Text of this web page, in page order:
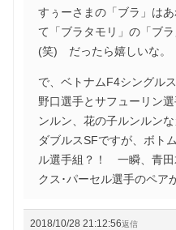
すぅーさまの「ブラ」は
て「ブラタモリ」の「ブ
(笑) だったら嬉しいな。
で、ベトナムF4シングル
野口選手とサフューリン
ンルン、花の子ルンルン
ダブルスSFですが、ボト
ル選手組？！ 一瞬、青田
クス･パーセル選手のペア
2018/10/28 21:12:56返信